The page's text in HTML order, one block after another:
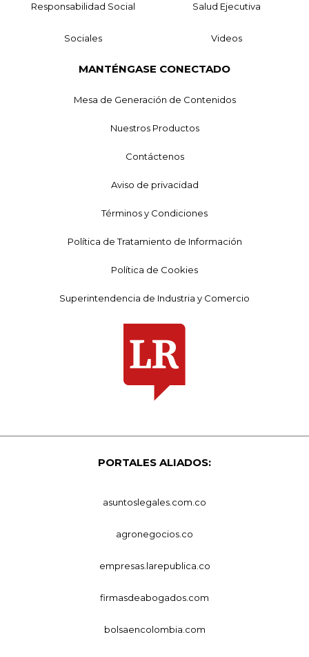
Responsabilidad Social Salud Ejecutiva
Sociales Videos
MANTÉNGASE CONECTADO
Mesa de Generación de Contenidos
Nuestros Productos
Contáctenos
Aviso de privacidad
Términos y Condiciones
Política de Tratamiento de Información
Política de Cookies
Superintendencia de Industria y Comercio
PORTALES ALIADOS:
asuntoslegales.com.co
agronegocios.co
empresas.larepublica.co
firmasdeabogados.com
bolsaencolombia.com